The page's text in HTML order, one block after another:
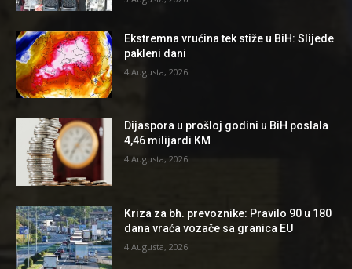
Ekstremna vrućina tek stiže u BiH: Slijede
pakleni dani
4 Augusta, 2026
Dijaspora u prošloj godini u BiH poslala
4,46 milijardi KM
4 Augusta, 2026
Kriza za bh. prevoznike: Pravilo 90 u 180
dana vraća vozače sa granica EU
4 Augusta, 2026